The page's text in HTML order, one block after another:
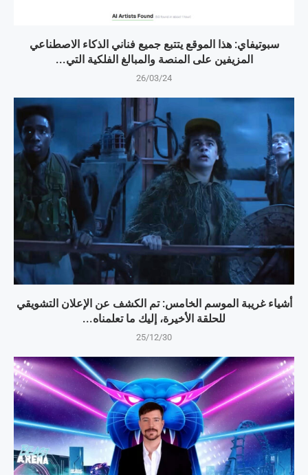
سبوتيفاي: هذا الموقع يتتبع جميع فناني الذكاء الاصطناعي
المزيفين على المنصة والمبالغ الفلكية التي...
26/03/24
أشياء غريبة الموسم الخامس: تم الكشف عن الإعلان التشويقي
للحلقة الأخيرة، إليك ما تعلمناه...
25/12/30